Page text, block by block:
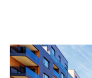
SERVICE
WORKS